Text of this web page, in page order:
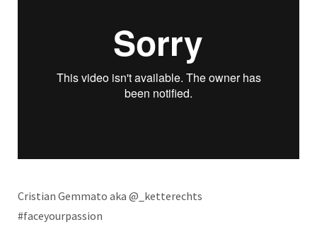
Cristian Gemmato aka @_ketterechts
#faceyourpassion